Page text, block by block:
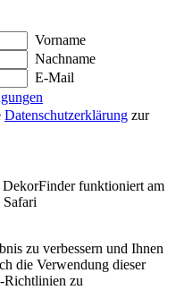
Vorname
Nachname
E-Mail
Datenschutzerklärung zur
funktioniert am
Safari
zu verbessern und Ihnen
die Verwendung dieser
Richtlinien zu